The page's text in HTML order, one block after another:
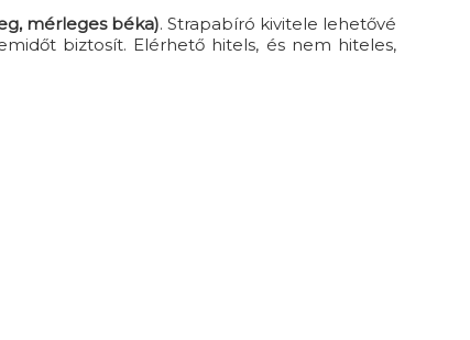
mérleges béka). Strapabíró kivitele lehetővé
biztosít. Elérhető hitels, és nem hiteles,